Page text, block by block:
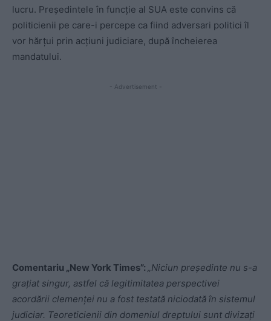
lucru. Preşedintele în funcție al SUA este convins că
politicienii pe care-i percepe ca fiind adversari politici îl
vor hărțui prin acţiuni judiciare, după încheierea
mandatului.
- Advertisement -
Comentariu „New York Times”: „Niciun preşedinte nu s-a
graţiat singur, astfel că legitimitatea perspectivei
acordării clemenţei nu a fost testată niciodată în sistemul
judiciar. Teoreticienii din domeniul dreptului sunt divizaţi